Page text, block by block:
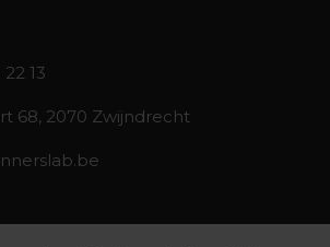
13
68, 2070 Zwijndrecht